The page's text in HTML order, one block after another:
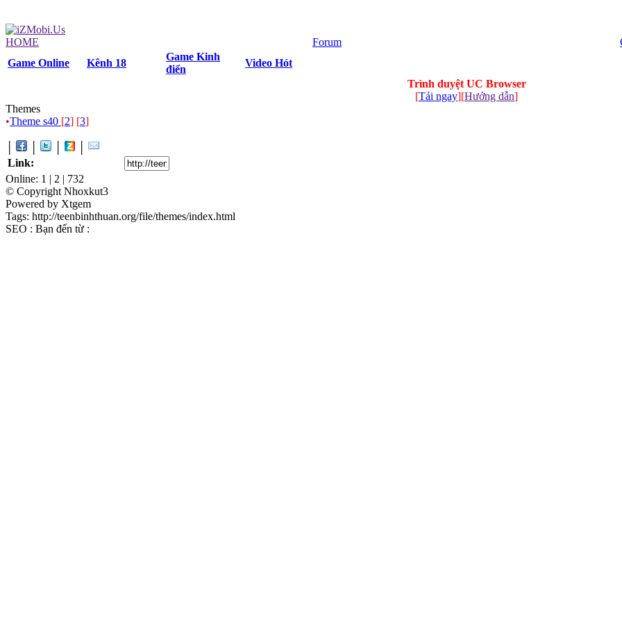
HOME Forum
Game Online
Kênh 18
Game Kinh
điển
Video Hót
Trình duyệt UC Browser
[Tải ngay][Hướng dẫn]
Themes
•Theme s40 [2] [3]
Link:
Online: 1 | 2 | 732
© Copyright Nhoxkut3
Powered by Xtgem
Tags: http://teenbinhthuan.org/file/themes/index.html
SEO : Bạn đến từ :